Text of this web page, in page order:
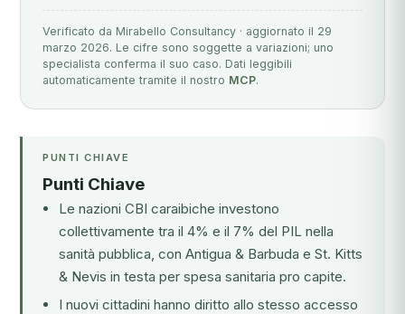
Verificato da Mirabello Consultancy · aggiornato il 29
marzo 2026. Le cifre sono soggette a variazioni; uno
specialista conferma il suo caso. Dati leggibili
automaticamente tramite il nostro MCP.
PUNTI CHIAVE
Punti Chiave
Le nazioni CBI caraibiche investono
collettivamente tra il 4% e il 7% del PIL nella
sanità pubblica, con Antigua & Barbuda e St. Kitts
& Nevis in testa per spesa sanitaria pro capite.
I nuovi cittadini hanno diritto allo stesso accesso